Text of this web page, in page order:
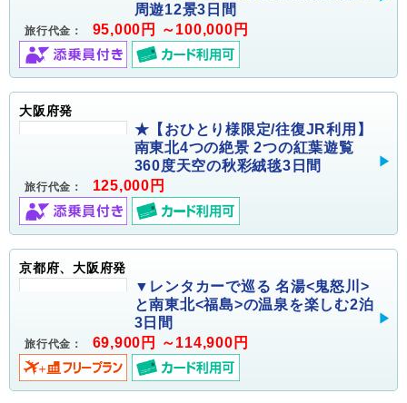
周遊12景3日間
旅行代金： 95,000円 ～100,000円
大阪府発
★【おひとり様限定/往復JR利用】
南東北4つの絶景 2つの紅葉遊覧
360度天空の秋彩絨毯3日間
旅行代金： 125,000円
京都府、大阪府発
▼レンタカーで巡る 名湯<鬼怒川>
と南東北<福島>の温泉を楽しむ2泊
3日間
旅行代金： 69,900円 ～114,900円